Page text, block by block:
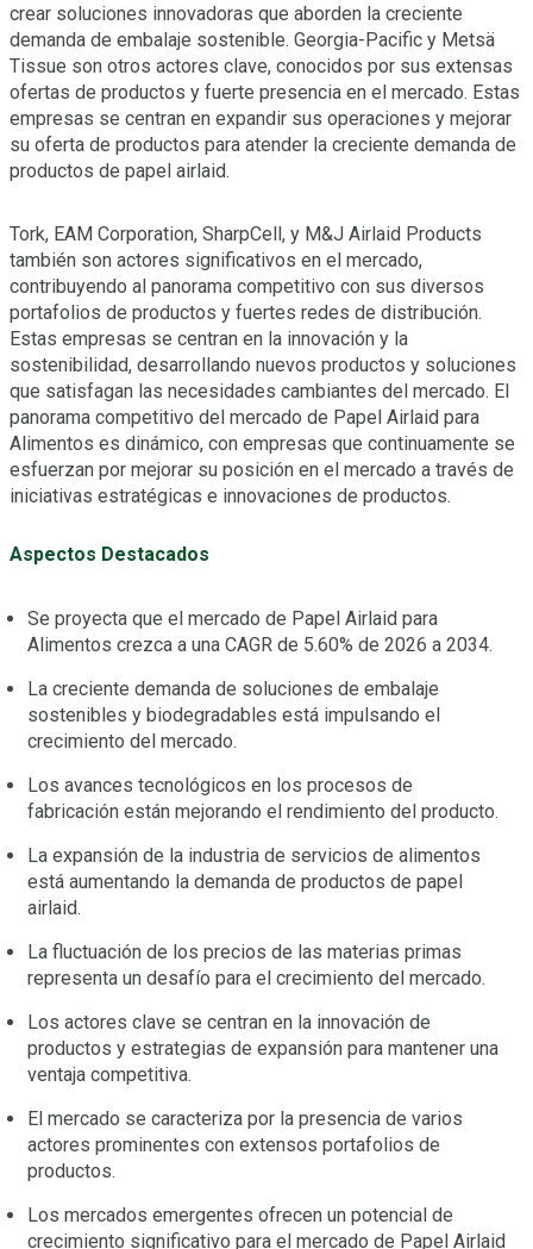
crear soluciones innovadoras que aborden la creciente
demanda de embalaje sostenible. Georgia-Pacific y Metsä
Tissue son otros actores clave, conocidos por sus extensas
ofertas de productos y fuerte presencia en el mercado. Estas
empresas se centran en expandir sus operaciones y mejorar
su oferta de productos para atender la creciente demanda de
productos de papel airlaid.
Tork, EAM Corporation, SharpCell, y M&J Airlaid Products
también son actores significativos en el mercado,
contribuyendo al panorama competitivo con sus diversos
portafolios de productos y fuertes redes de distribución.
Estas empresas se centran en la innovación y la
sostenibilidad, desarrollando nuevos productos y soluciones
que satisfagan las necesidades cambiantes del mercado. El
panorama competitivo del mercado de Papel Airlaid para
Alimentos es dinámico, con empresas que continuamente se
esfuerzan por mejorar su posición en el mercado a través de
iniciativas estratégicas e innovaciones de productos.
Aspectos Destacados
Se proyecta que el mercado de Papel Airlaid para
Alimentos crezca a una CAGR de 5.60% de 2026 a 2034.
La creciente demanda de soluciones de embalaje
sostenibles y biodegradables está impulsando el
crecimiento del mercado.
Los avances tecnológicos en los procesos de
fabricación están mejorando el rendimiento del producto.
La expansión de la industria de servicios de alimentos
está aumentando la demanda de productos de papel
airlaid.
La fluctuación de los precios de las materias primas
representa un desafío para el crecimiento del mercado.
Los actores clave se centran en la innovación de
productos y estrategias de expansión para mantener una
ventaja competitiva.
El mercado se caracteriza por la presencia de varios
actores prominentes con extensos portafolios de
productos.
Los mercados emergentes ofrecen un potencial de
crecimiento significativo para el mercado de Papel Airlaid